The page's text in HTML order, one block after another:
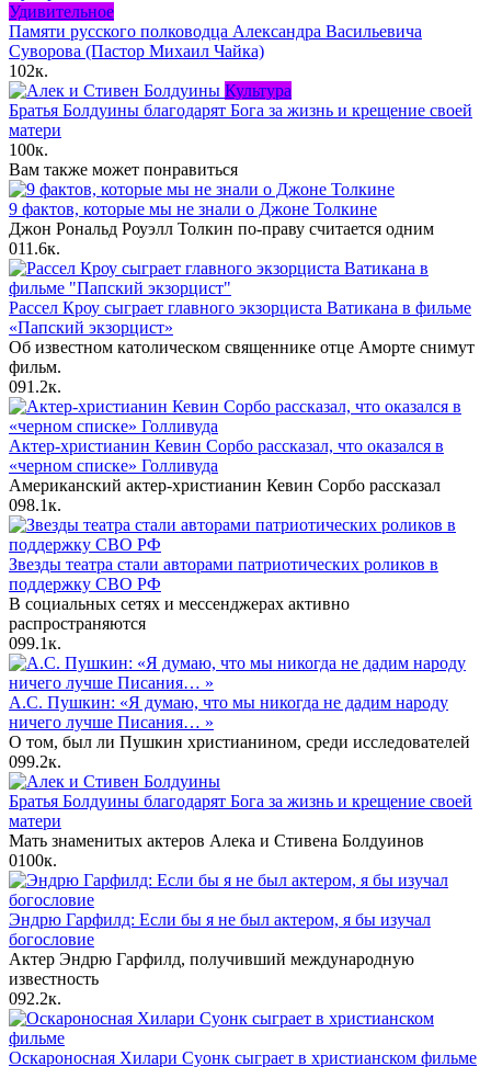
Удивительное
Памяти русского полководца Александра Васильевича
Суворова (Пастор Михаил Чайка)
102к.
Культура
Братья Болдуины благодарят Бога за жизнь и крещение своей
матери
100к.
Вам также может понравиться
9 фактов, которые мы не знали о Джоне Толкине
Джон Рональд Роуэлл Толкин по-праву считается одним
011.6к.
Рассел Кроу сыграет главного экзорциста Ватикана в фильме
«Папский экзорцист»
Об известном католическом священнике отце Аморте снимут
фильм.
091.2к.
Актер-христианин Кевин Сорбо рассказал, что оказался в
«черном списке» Голливуда
Американский актер-христианин Кевин Сорбо рассказал
098.1к.
Звезды театра стали авторами патриотических роликов в
поддержку СВО РФ
В социальных сетях и мессенджерах активно
распространяются
099.1к.
А.С. Пушкин: «Я думаю, что мы никогда не дадим народу
ничего лучше Писания… »
О том, был ли Пушкин христианином, среди исследователей
099.2к.
Братья Болдуины благодарят Бога за жизнь и крещение своей
матери
Мать знаменитых актеров Алека и Стивена Болдуинов
0100к.
Эндрю Гарфилд: Если бы я не был актером, я бы изучал
богословие
Актер Эндрю Гарфилд, получивший международную
известность
092.2к.
Оскароносная Хилари Суонк сыграет в христианском фильме